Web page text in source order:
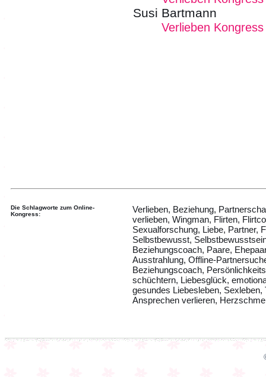
Susi Bartmann
Verlieben Kongress
Die Schlagworte zum Online-
Kongress:
Verlieben, Beziehung,
verlieben, Wingman, Flirten,
Sexualforschung, Liebe, Partner,
Selbstbewusst,
Beziehungscoach, Paare,
Ausstrahlung, Offline-
Beziehungscoach,
schüchtern, Liebesglück,
gesundes Liebesleben,
Ansprechen verlieren,